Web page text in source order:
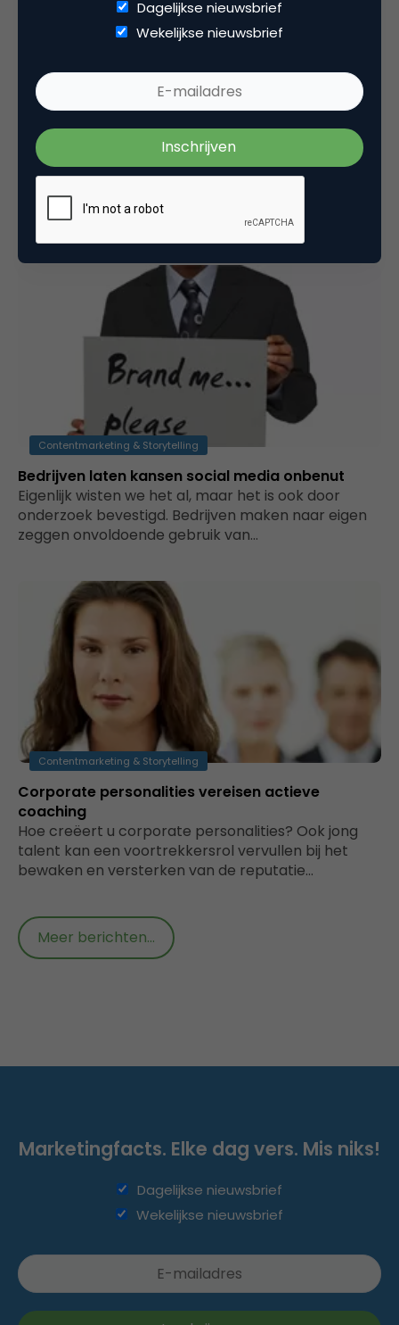
Contentmarketing & Storytelling
Waarom laat DigiNotar niets van zich horen? Wie
zwijgt stemt toe.
Na de autoritaire diskwalificatie van minister
Donner, de Orde van Advocaten die het vertrouwen
heeft opgezegd in DigiNotar, VNO-NCW die…
Contentmarketing & Storytelling
Bedrijven laten kansen social media onbenut
Eigenlijk wisten we het al, maar het is ook door
onderzoek bevestigd. Bedrijven maken naar eigen
zeggen onvoldoende gebruik van…
Contentmarketing & Storytelling
Corporate personalities vereisen actieve
coaching
Hoe creëert u corporate personalities? Ook jong
talent kan een voortrekkersrol vervullen bij het
bewaken en versterken van de reputatie…
Meer berichten...
Dagelijkse nieuwsbrief
Wekelijkse nieuwsbrief
Marketingfacts. Elke dag vers. Mis niks!
Dagelijkse nieuwsbrief
Wekelijkse nieuwsbrief